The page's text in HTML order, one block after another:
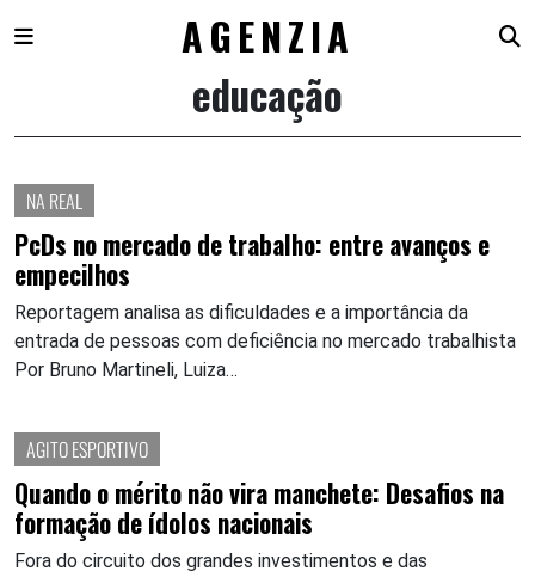
content
AGENZIA
educação
NA REAL
PcDs no mercado de trabalho: entre avanços e
empecilhos
Reportagem analisa as dificuldades e a importância da
entrada de pessoas com deficiência no mercado trabalhista
Por Bruno Martineli, Luiza…
AGITO ESPORTIVO
Quando o mérito não vira manchete: Desafios na
formação de ídolos nacionais
Fora do circuito dos grandes investimentos e das